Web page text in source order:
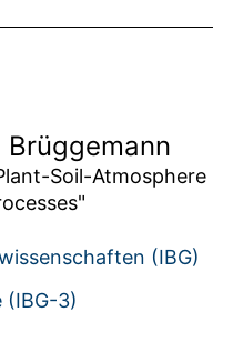
Brüggemann
Soil-Atmosphere
(IBG)
(IBG-3)